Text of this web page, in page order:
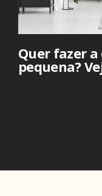
Quer fazer
pequena?